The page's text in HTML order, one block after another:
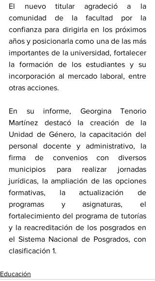
El nuevo titular agradeció a la
comunidad de la facultad por la
confianza para dirigirla en los próximos
años y posicionarla como una de las más
importantes de la universidad, fortalecer
la formación de los estudiantes y su
incorporación al mercado laboral, entre
otras acciones.
En su informe, Georgina Tenorio
Martínez destacó la creación de la
Unidad de Género, la capacitación del
personal docente y administrativo, la
firma de convenios con diversos
municipios para realizar jornadas
jurídicas, la ampliación de las opciones
formativas, la actualización de
programas y asignaturas, el
fortalecimiento del programa de tutorías
y la reacreditación de los posgrados en
el Sistema Nacional de Posgrados, con
clasificación 1.
Educación